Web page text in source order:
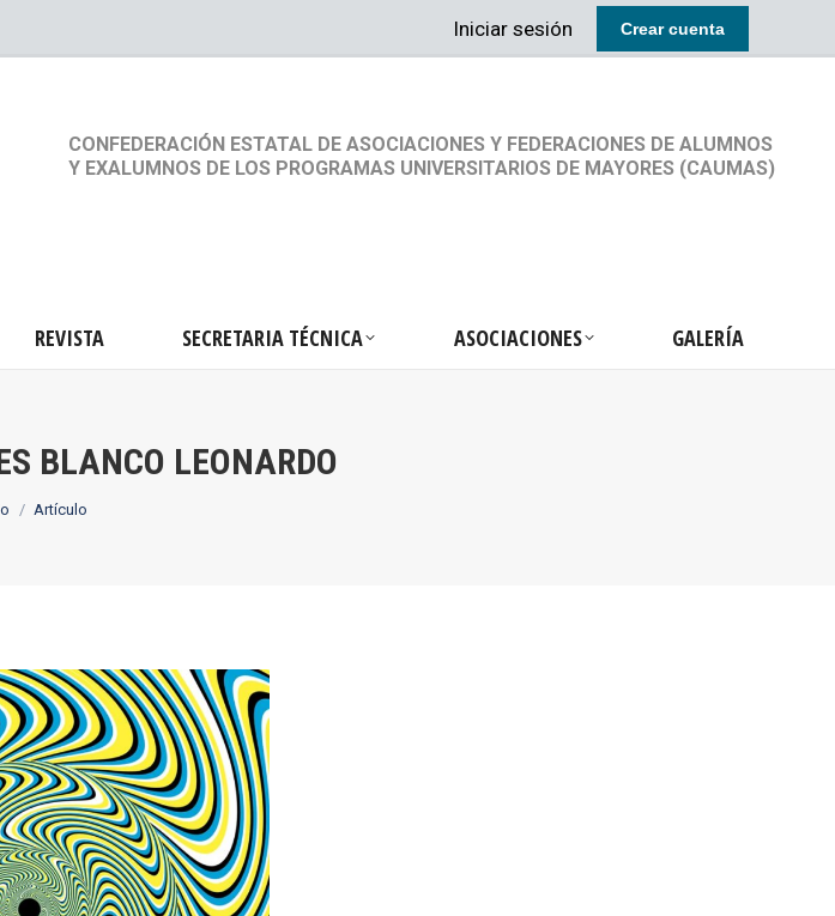
Iniciar sesión Crear cuenta
CONFEDERACIÓN ESTATAL DE ASOCIACIONES Y FEDERACIONES DE ALUMNOS
Y EXALUMNOS DE LOS PROGRAMAS UNIVERSITARIOS DE MAYORES (CAUMAS)
REVISTA SECRETARIA TÉCNICA ASOCIACIONES GALERÍA
BLANCO LEONARDO
aquí:
Artículo